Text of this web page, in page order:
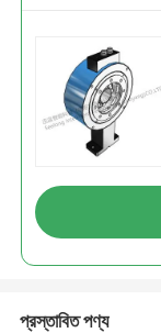
প্রস্তাবিত পণ্য